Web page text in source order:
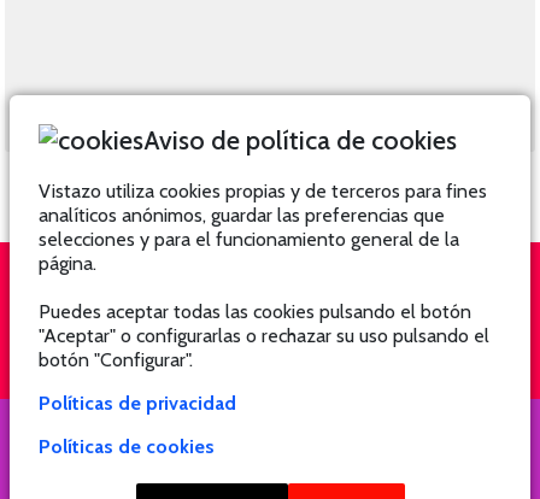
QUIÉNES SOMOS
Aviso de política de cookies
Vistazo utiliza cookies propias y de terceros para fines
analíticos anónimos, guardar las preferencias que
selecciones y para el funcionamiento general de la
página.
Puedes aceptar todas las cookies pulsando el botón
"Aceptar" o configurarlas o rechazar su uso pulsando el
botón "Configurar".
Políticas de privacidad
Políticas de cookies